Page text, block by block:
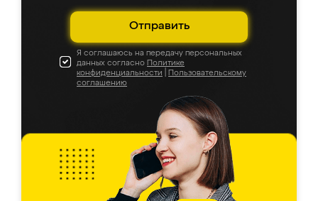
Отправить
Я соглашаюсь на передачу персональных
данных согласно Политике
конфиденциальности
Пользовательскому
соглашению